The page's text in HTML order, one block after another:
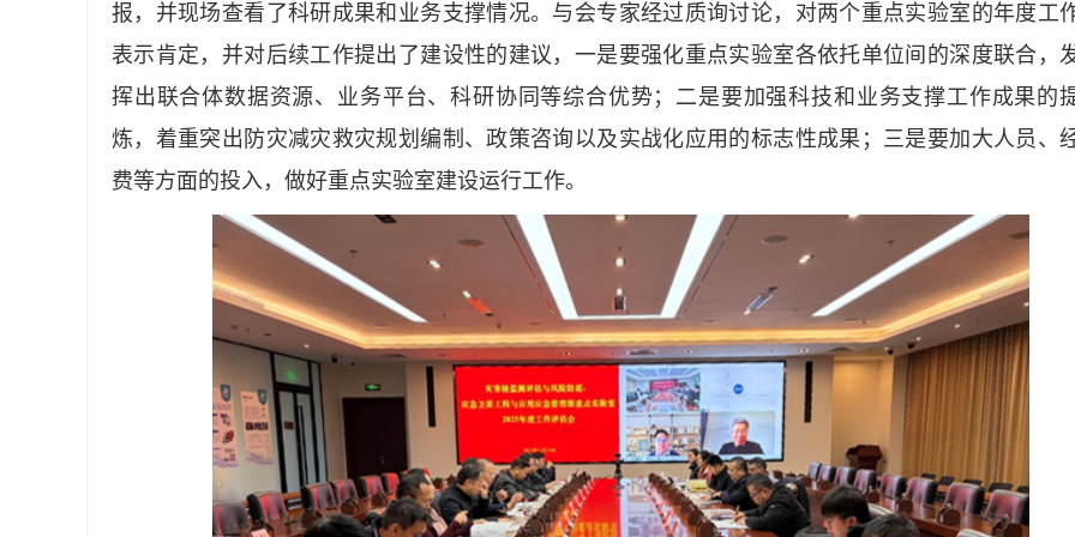
报，并现场查看了科研成果和业务支撑情况。与会专家经过质询讨论，对两个重点实验室的年度工
表示肯定，并对后续工作提出了建设性的建议，一是要强化重点实验室各依托单位间的深度联合，
挥出联合体数据资源、业务平台、科研协同等综合优势；二是要加强科技和业务支撑工作成果的
炼，着重突出防灾减灾救灾规划编制、政策咨询以及实战化应用的标志性成果；三是要加大人员、
费等方面的投入，做好重点实验室建设运行工作。